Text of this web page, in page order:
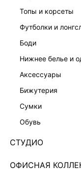
топы и корсеты
футболки и
боди
нижнее белье и
аксессуары
бижутерия
сумки
обувь
СТУДИО
ОФИСНАЯ
ЭКСКЛЮЗИВНО ОНЛАЙН